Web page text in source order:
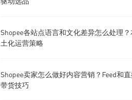
Shopee各站点语言和文化差异怎么处理？
土化运营策略
Shopee卖家怎么做好内容营销？Feed和
带货技巧